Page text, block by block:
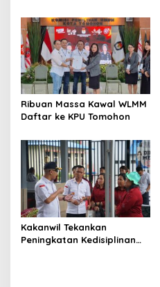
Ribuan Massa Kawal WLMM
Daftar ke KPU Tomohon
Kakanwil Tekankan
Peningkatan Kedisiplinan